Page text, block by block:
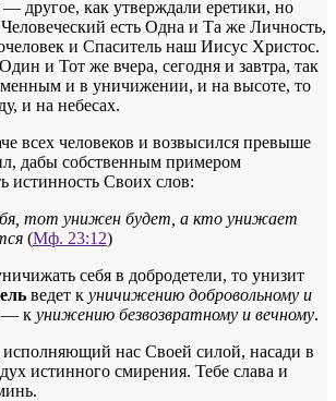
другое, как утверждали еретики, но
есть Одна и Та же Личность,
и Спаситель наш Иисус Христос.
Один и Тот же вчера, сегодня и завтра, так
и в уничижении, и на высоте, то
и на небесах.
всех человеков и возвысился превыше
дабы собственным примером
истинность Своих слов:
тот унижен будет, а кто унижает
(Мф. 23:12)
себя в добродетели, то унизит
ведет к уничижению добровольному и
— к унижению безвозвратному и вечному.
нас Своей силой, насади в
истинного смирения. Тебе слава и